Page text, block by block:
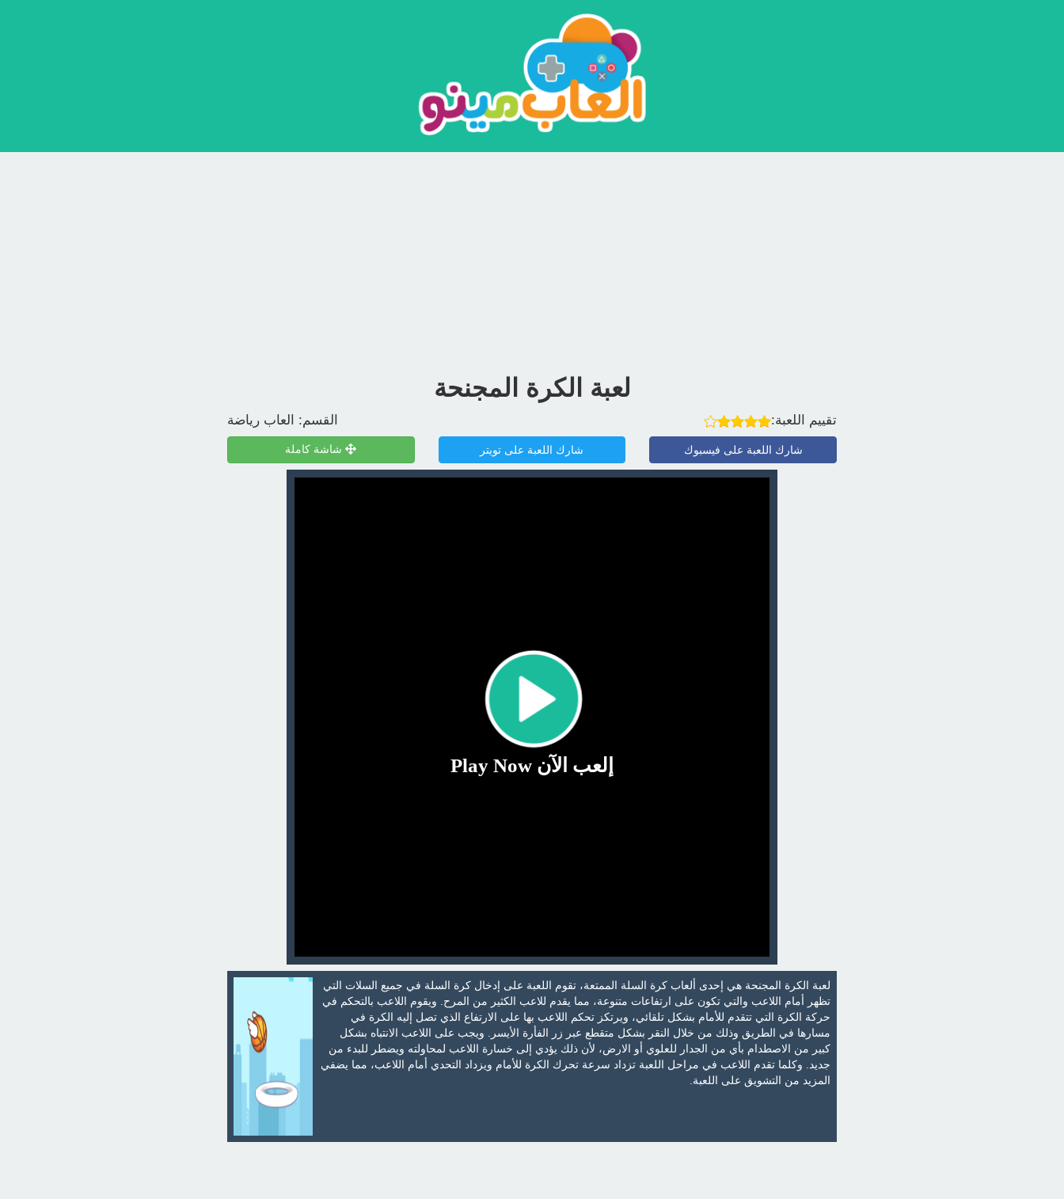
لعبة الكرة المجنحة
القسم: العاب رياضة تقييم اللعبة:
شاشة كاملة شارك اللعبة على تويتر شارك اللعبة على فيسبوك
إلعب الآن Play Now
لعبة الكرة المجنحة هي إحدى ألعاب كرة السلة الممتعة، تقوم اللعبة على إدخال كرة السلة في جميع السلات التي
تظهر أمام اللاعب والتي تكون على ارتفاعات متنوعة، مما يقدم للاعب الكثير من المرح. ويقوم اللاعب بالتحكم في
حركة الكرة التي تتقدم للأمام بشكل تلقائي، ويرتكز تحكم اللاعب بها على الارتفاع الذي تصل إليه الكرة في
مسارها في الطريق وذلك من خلال النقر بشكل متقطع عبر زر الفأرة الأيسر. ويجب على اللاعب الانتباه بشكل
كبير من الاصطدام بأي من الجدار للعلوي أو الارض، لأن ذلك يؤدي إلى خسارة اللاعب لمحاولته ويضطر للبدء من
جديد. وكلما تقدم اللاعب في مراحل اللعبة تزداد سرعة تحرك الكرة للأمام ويزداد التحدي أمام اللاعب، مما يضفي
المزيد من التشويق على اللعبة.